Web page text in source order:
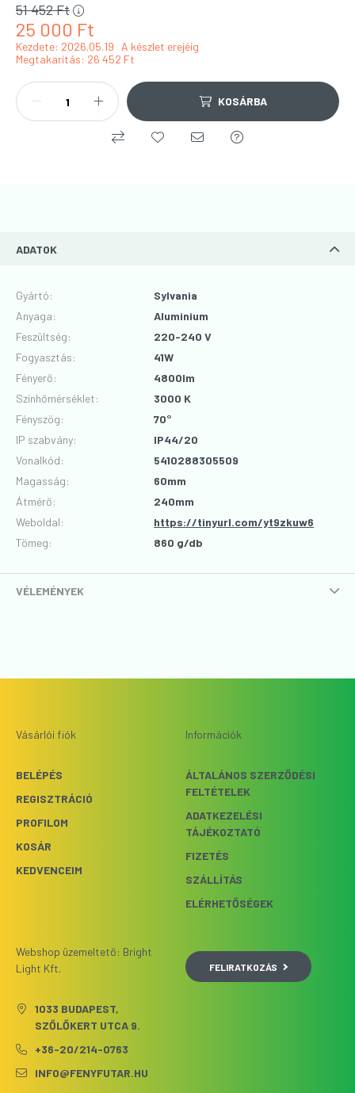
25 000 Ft
51 452Ft
Kezdete: 2026.05.19
A készlet erejéig
Megtakarítás 26 452 Ft
KOSÁRBA
ADATOK
Gyártó:
Sylvania
Anyaga:
Aluminium
Feszültség:
220-240 V
Fogyasztás:
41W
Fényerő:
4800lm
Színhőmérséklet:
3000 K
Fényszög:
70°
IP szabvány:
IP44/20
Vonalkód:
5410288305509
Magasság:
60mm
Átmérő:
240mm
Weboldal:
https://tinyurl.com/yt9zkuw6
Tömeg:
860 g/db
VÉLEMÉNYEK
Vásárlói fiók
BELÉPÉS
REGISZTRÁCIÓ
PROFILOM
KOSÁR
KEDVENCEIM
Információk
ÁLTALÁNOS SZERZŐDÉSI
FELTÉTELEK
ADATKEZELÉSI
TÁJÉKOZTATÓ
FIZETÉS
SZÁLLÍTÁS
ELÉRHETŐSÉGEK
Webshop üzemeltető: Bright
Light Kft.
1033 BUDAPEST,
SZŐLŐKERT UTCA 9.
+36-20/214-0763
INFO@FENYFUTAR.HU
FELIRATKOZÁS